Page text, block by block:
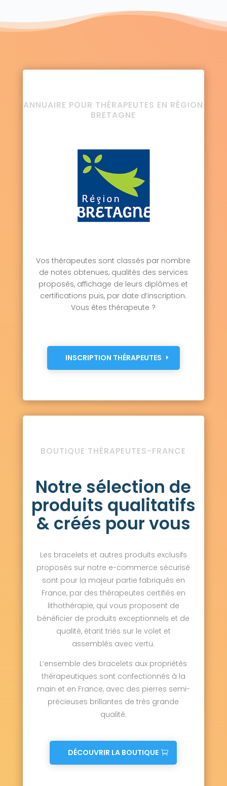
ANNUAIRE POUR THÉRAPEUTES EN RÉGION
BRETAGNE
Vos thérapeutes sont classés par nombre
de notes obtenues, qualités des services
proposés, affichage de leurs diplômes et
certifications puis, par date d’inscription.
Vous êtes thérapeute ?
INSCRIPTION THÉRAPEUTES
BOUTIQUE THÉRAPEUTES-FRANCE
Notre sélection de
produits qualitatifs
& créés pour vous
Les bracelets et autres produits exclusifs
proposés sur notre e-commerce sécurisé
sont pour la majeur partie fabriqués en
France, par des thérapeutes certifiés en
lithothérapie, qui vous proposent de
bénéficier de produits exceptionnels et de
qualité, étant triés sur le volet et
assemblés avec vertu.
L’ensemble des bracelets aux propriétés
thérapeutiques sont confectionnés à la
main et en France, avec des pierres semi-
précieuses brillantes de très grande
qualité.
DÉCOUVRIR LA BOUTIQUE